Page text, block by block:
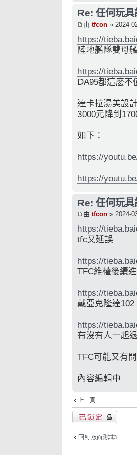
Re: 任何玩具
由 tfcon » 2024-
https://
陸地艦隊雙母
https://
DA95都這麽不
達卡拉湯美設
3000元降到
如下：
https://
https://
Re: 任何玩具
由 tfcon » 2024-
https://
tfc又延誤
https://
TFC維權後續
https://
戴亞克隆達
https://
有沒有人一起
TFC可能又有問
內容編輯中
上一頁
主題已鎖定
回到 版面測試3